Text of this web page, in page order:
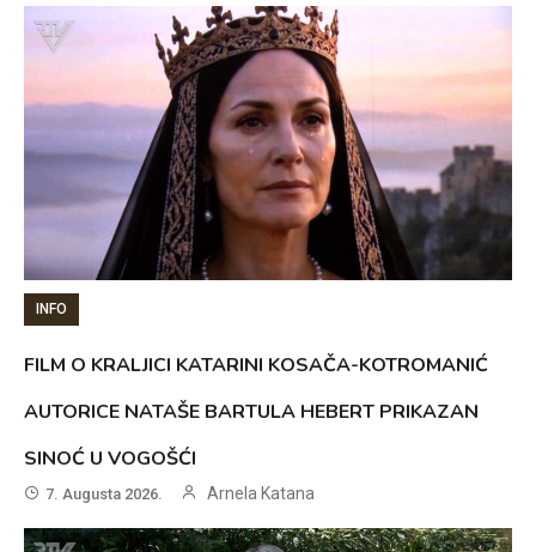
INFO
FILM O KRALJICI KATARINI KOSAČA-KOTROMANIĆ
AUTORICE NATAŠE BARTULA HEBERT PRIKAZAN
SINOĆ U VOGOŠĆI
7. Augusta 2026. Arnela Katana